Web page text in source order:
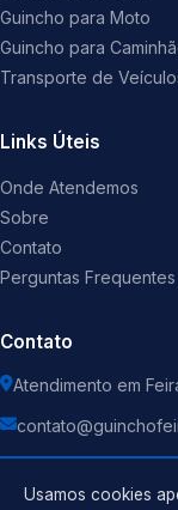
Guincho para Moto
Guincho para
Transporte de
Links Úteis
Onde Atendemos
Sobre
Contato
Perguntas Frequentes
Contato
Atendimento em
Usamos cookies